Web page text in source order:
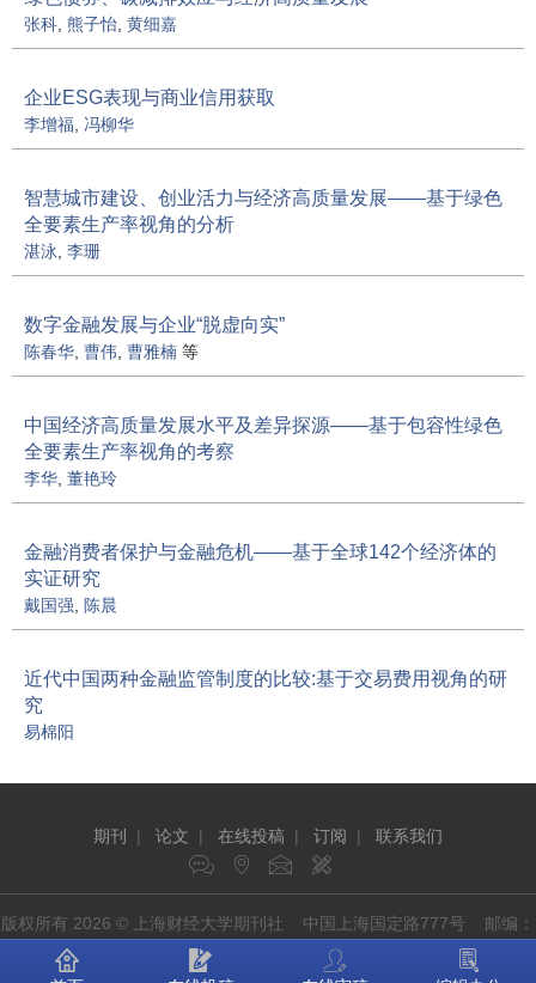
张科 熊子怡 黄细嘉
企业ESG表现与商业信用获取
李增福 冯柳华
智慧城市建设、创业活力与经济高质量发展——基于绿色
全要素生产率视角的分析
湛泳 李珊
数字金融发展与企业“脱虚向实”
陈春华 曹伟 曹雅楠 等
中国经济高质量发展水平及差异探源——基于包容性绿色
全要素生产率视角的考察
李华 董艳玲
金融消费者保护与金融危机——基于全球142个经济体的
实证研究
戴国强 陈晨
近代中国两种金融监管制度的比较:基于交易费用视角的研
究
易棉阳
期刊 | 论文 | 在线投稿 | 订阅 | 联系我们
版权所有 2026 © 上海财经大学期刊社 中国上海国定路777号 邮编：